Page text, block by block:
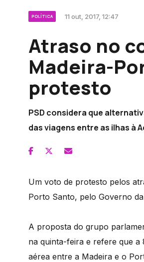
POLÍTICA 11 out, 2017, 12:47
Atraso no
Madeira-
protesto
PSD considera que
das viagens entre as ilhas à
Um voto de protesto pelos
Porto Santo, pelo Governo
A proposta do grupo
na quinta-feira e refere que
aérea entre a Madeira e o